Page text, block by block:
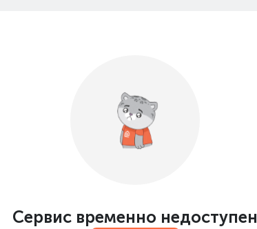
Сервис временно недоступен